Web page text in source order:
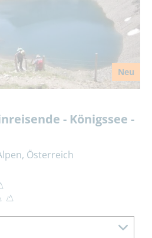
Neu
- Königssee -
Österreich